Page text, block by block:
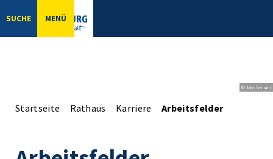
SUCHE MENÜ
© bbsferrari
Startseite Rathaus Karriere Arbeitsfelder